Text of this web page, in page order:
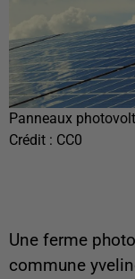
Panneaux
Crédit : CC0
Une ferme
commune